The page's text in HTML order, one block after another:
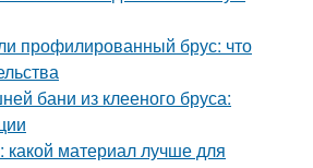
профилированный брус: что
бани из клееного бруса:
какой материал лучше для